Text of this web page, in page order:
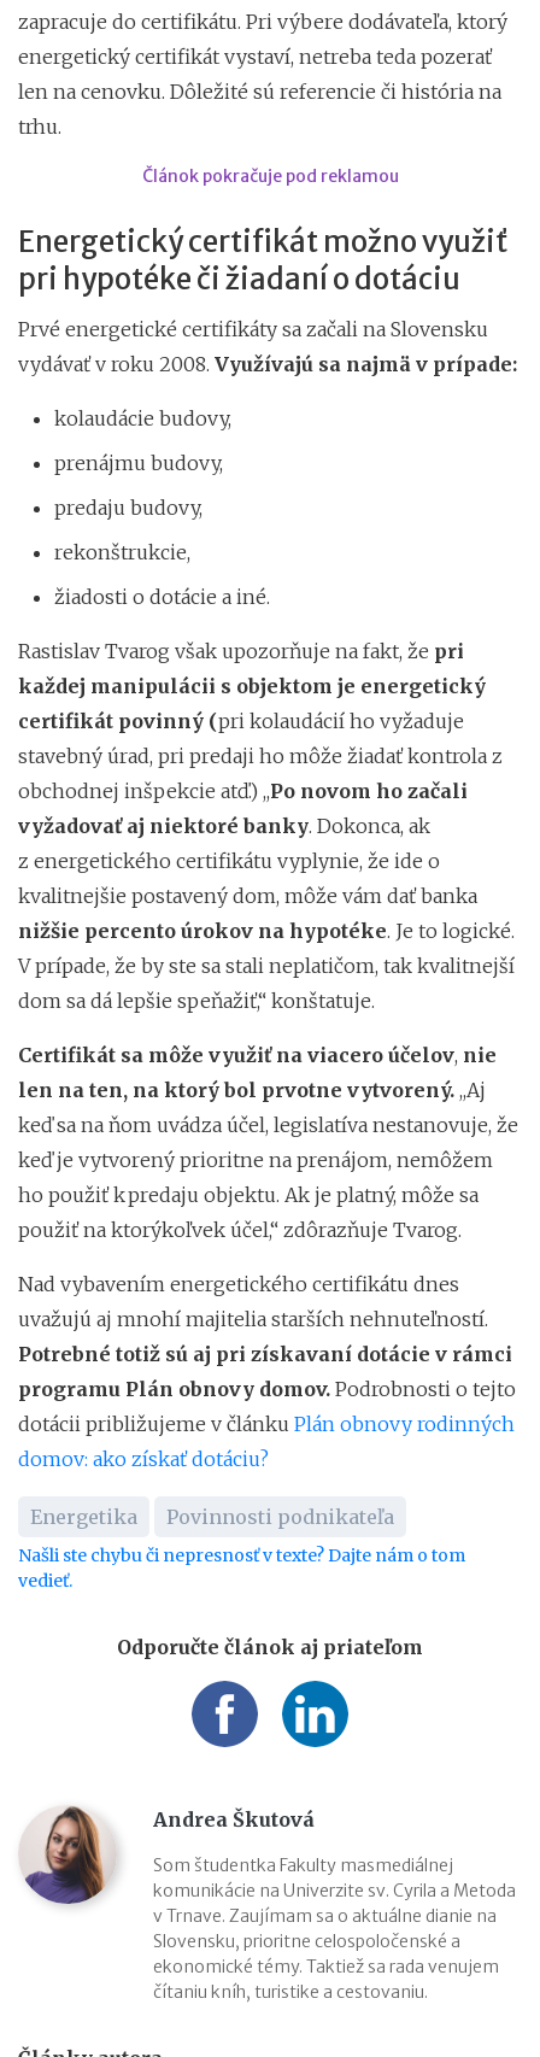
zapracuje do certifikátu. Pri výbere dodávateľa, ktorý
energetický certifikát vystaví, netreba teda pozerať
len na cenovku. Dôležité sú referencie či história na
trhu.
Článok pokračuje pod reklamou
Energetický certifikát možno využiť
pri hypotéke či žiadaní o dotáciu
Prvé energetické certifikáty sa začali na Slovensku
vydávať v roku 2008. Využívajú sa najmä v prípade:
kolaudácie budovy,
prenájmu budovy,
predaju budovy,
rekonštrukcie,
žiadosti o dotácie a iné.
Rastislav Tvarog však upozorňuje na fakt, že pri
každej manipulácii s objektom je energetický
certifikát povinný (pri kolaudácií ho vyžaduje
stavebný úrad, pri predaji ho môže žiadať kontrola z
obchodnej inšpekcie atď.) ,,Po novom ho začali
vyžadovať aj niektoré banky. Dokonca, ak
z energetického certifikátu vyplynie, že ide o
kvalitnejšie postavený dom, môže vám dať banka
nižšie percento úrokov na hypotéke. Je to logické.
V prípade, že by ste sa stali neplatičom, tak kvalitnejší
dom sa dá lepšie speňažiť,“ konštatuje.
Certifikát sa môže využiť na viacero účelov, nie
len na ten, na ktorý bol prvotne vytvorený. ,,Aj
keď sa na ňom uvádza účel, legislatíva nestanovuje, že
keď je vytvorený prioritne na prenájom, nemôžem
ho použiť k predaju objektu. Ak je platný, môže sa
použiť na ktorýkoľvek účel,“ zdôrazňuje Tvarog.
Nad vybavením energetického certifikátu dnes
uvažujú aj mnohí majitelia starších nehnuteľností.
Potrebné totiž sú aj pri získavaní dotácie v rámci
programu Plán obnovy domov. Podrobnosti o tejto
dotácii približujeme v článku Plán obnovy rodinných
domov: ako získať dotáciu?
Energetika Povinnosti podnikateľa
Našli ste chybu či nepresnosť v texte? Dajte nám o tom
vedieť.
Odporučte článok aj priateľom
Andrea Škutová
Som študentka Fakulty masmediálnej
komunikácie na Univerzite sv. Cyrila a Metoda
v Trnave. Zaujímam sa o aktuálne dianie na
Slovensku, prioritne celospoločenské a
ekonomické témy. Taktiež sa rada venujem
čítaniu kníh, turistike a cestovaniu.